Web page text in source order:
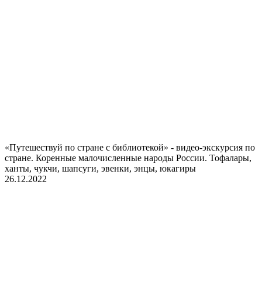
«Путешествуй по стране с библиотекой» - видео-экскурсия по
стране. Коренные малочисленные народы России. Тофалары,
ханты, чукчи, шапсуги, эвенки, энцы, юкагиры
26.12.2022